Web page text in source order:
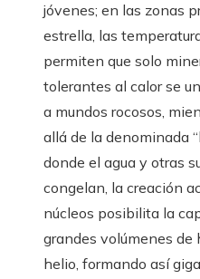
jóvenes; en las zonas
estrella, las
permiten que solo
tolerantes al calor se
a mundos rocosos,
allá de la denominada
donde el agua y otras
congelan, la creación
núcleos posibilita la
grandes volúmenes de
helio, formando así